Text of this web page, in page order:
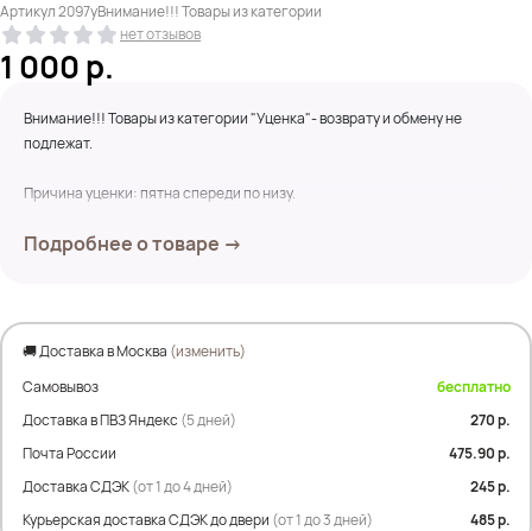
Артикул2097уВнимание!!! Товары из категории
нет отзывов
1 000р.
Внимание!!! Товары из категории "Уценка"- возврату и обмену не
подлежат.
Причина уценки: пятна спереди по низу.
Замеры по изделию:
дл. изделия-84 см
Подробнее о товаре →
🚚 Доставка в Москва (изменить)
Самовывоз
бесплатно
Доставка в ПВЗ Яндекс (5 дней)
270 р.
Почта России
475.90 р.
Доставка СДЭК(от 1 до 4 дней)
245 р.
Курьерская доставка СДЭК до двери (от 1 до 3 дней) 485 р.